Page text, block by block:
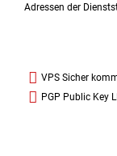
Adressen der
VPS Sicher
PGP Public Key